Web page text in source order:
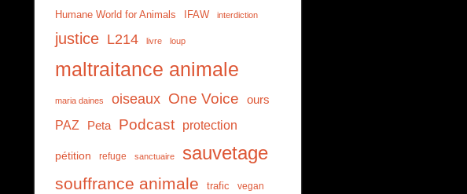
Humane World for Animals IFAW interdiction
justice L214 livre loup
maltraitance animale
maria daines oiseaux One Voice ours
PAZ Peta Podcast protection
pétition refuge sanctuaire sauvetage
souffrance animale trafic vegan